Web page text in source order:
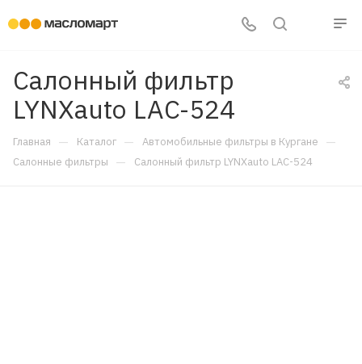
Салонный фильтр
LYNXauto LAC-524
Главная — Каталог — Автомобильные фильтры в Кургане —
Салонные фильтры — Салонный фильтр LYNXauto LAC-524